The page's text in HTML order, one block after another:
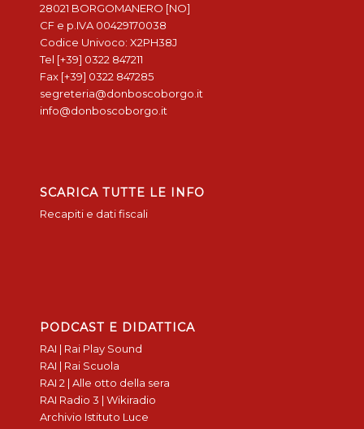
28021 BORGOMANERO [NO]
CF e p.IVA 00429170038
Codice Univoco: X2PH38J
Tel [+39] 0322 847211
Fax [+39] 0322 847285
segreteria@donboscoborgo.it
info@donboscoborgo.it
SCARICA TUTTE LE INFO
Recapiti e dati fiscali
PODCAST E DIDATTICA
RAI | Rai Play Sound
RAI | Rai Scuola
RAI 2 | Alle otto della sera
RAI Radio 3 | Wikiradio
Archivio Istituto Luce